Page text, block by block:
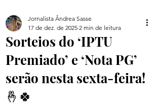
Sorteios do ‘IPTU
Premiado’ e ‘Nota PG’
serão nesta sexta-feira!
🤞🍀
Jornalista Ândrea Sasse
17 de dez. de 2025 2 min de leitura